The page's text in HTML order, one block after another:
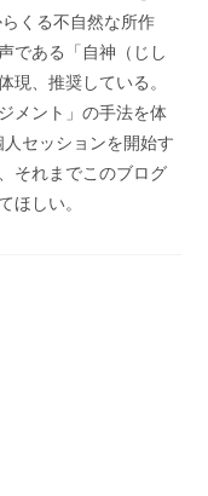
くる不自然な所作
である「自神（じし
現、推奨している。
メント」の手法を体
セッションを開始す
それまでこのブログ
ほしい。